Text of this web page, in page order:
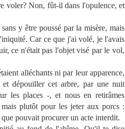
voler? Non, fût-il dans l'opulence, et
y être poussé par la misère, mais
Car ce que j'ai volé, je l'avais
ce n'était pas l'objet visé par le vol,
alléchants ni par leur apparence,
et dépouiller cet arbre, par une nuit
les places -, et nous en retirâmes
plutôt pour les jeter aux porcs :
pouvait procurer un acte interdit.